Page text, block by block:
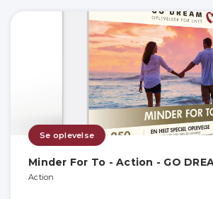
Se oplevelse
Minder For To - Action - GO
Action